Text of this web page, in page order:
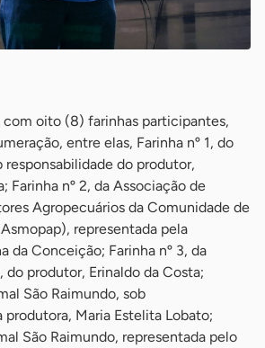
oito (8) farinhas participantes,
entre elas, Farinha nº 1, do
responsabilidade do produtor,
Farinha nº 2, da Associação de
Agropecuários da Comunidade de
representada pela
da Conceição; Farinha nº 3, da
produtor, Erinaldo da Costa;
São Raimundo, sob
produtora, Maria Estelita Lobato;
São Raimundo, representada pelo